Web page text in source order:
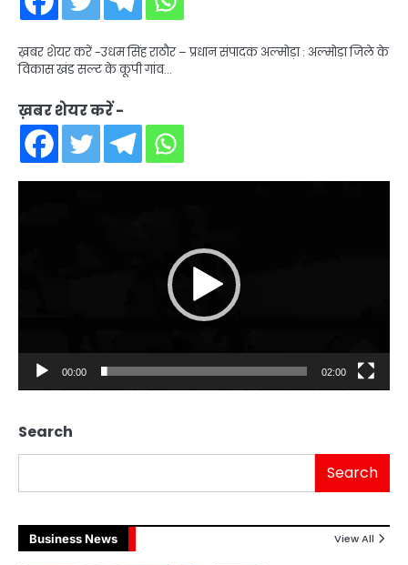
ख़बर शेयर करें -उधम सिंह राठौर – प्रधान संपादक अल्मोड़ा : अल्मोड़ा जिले के
विकास खंड सल्ट के कूपी गांव…
ख़बर शेयर करें -
00:00 02:00
Search
Search
Business News View All